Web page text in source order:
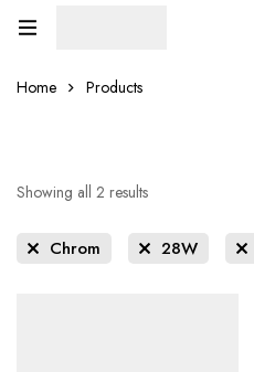
Home Products
Showing all 2 results
Chrom 28W